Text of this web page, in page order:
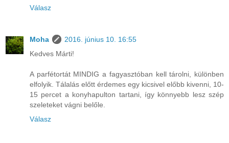
Válasz
Moha
2016. június 10. 16:55
Kedves Márti!
A parfétortát MINDIG a fagyasztóban kell tárolni, különben
elfolyik. Tálalás előtt érdemes egy kicsivel előbb kivenni, 10-
15 percet a konyhapulton tartani, így könnyebb lesz szép
szeleteket vágni belőle.
Válasz